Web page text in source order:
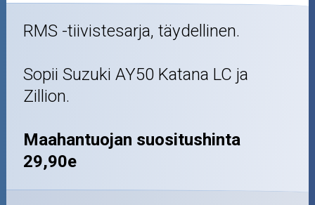
RMS -tiivistesarja, täydellinen.
Sopii Suzuki AY50 Katana LC ja
Zillion.
Maahantuojan suositushinta
29,90e